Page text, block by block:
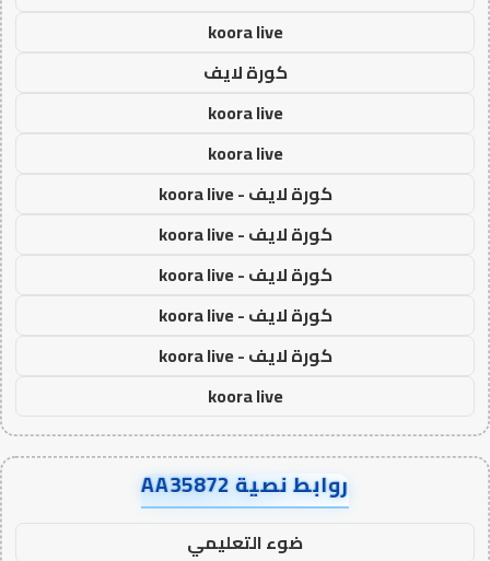
koora live
كورة لايف
koora live
koora live
كورة لايف - koora live
كورة لايف - koora live
كورة لايف - koora live
كورة لايف - koora live
كورة لايف - koora live
koora live
روابط نصية AA35872
ضوء التعليمي